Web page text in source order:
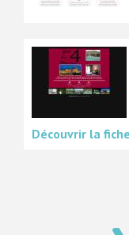
Découvrir la fiche